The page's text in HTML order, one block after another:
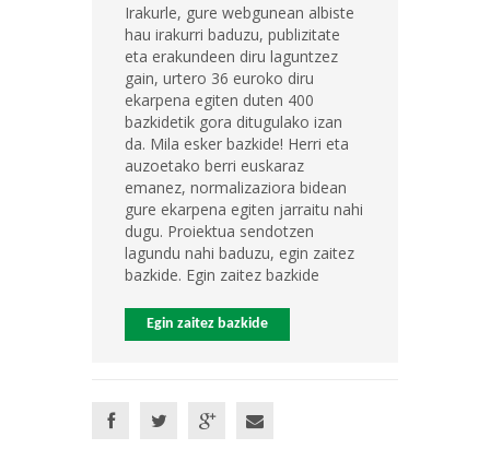
Irakurle, gure webgunean albiste
hau irakurri baduzu, publizitate
eta erakundeen diru laguntzez
gain, urtero 36 euroko diru
ekarpena egiten duten 400
bazkidetik gora ditugulako izan
da. Mila esker bazkide! Herri eta
auzoetako berri euskaraz
emanez, normalizaziora bidean
gure ekarpena egiten jarraitu nahi
dugu. Proiektua sendotzen
lagundu nahi baduzu, egin zaitez
bazkide. Egin zaitez bazkide
Egin zaitez bazkide